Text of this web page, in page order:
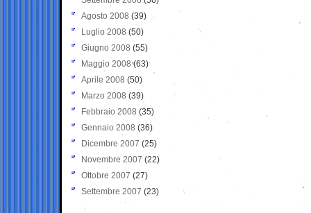
Agosto 2008 (39)
Luglio 2008 (50)
Giugno 2008 (55)
Maggio 2008(63)
Aprile 2008 (50)
Marzo 2008 (39)
Febbraio 2008 (35)
Gennaio 2008 (36)
Dicembre 2007 (25)
Novembre 2007 (22)
Ottobre 2007 (27)
Settembre 2007 (23)